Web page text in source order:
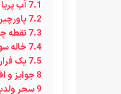
7.1آب پریا
7.2
7.3نقطه
7.4 خاله
7.5یک
8 جوایز و
9سحر